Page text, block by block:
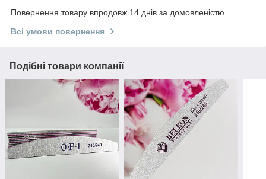
Повернення товару впродовж 14 днів за домовленістю
Всі умови повернення
Подібні товари компанії